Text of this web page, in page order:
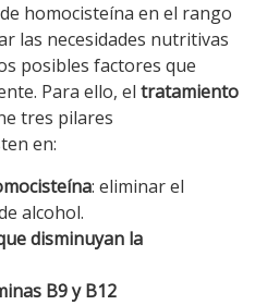
homocisteína en el rango
las necesidades nutritivas
posibles factores que
Para ello, el tratamiento
tres pilares
en:
: eliminar el
alcohol.
disminuyan la
B9 y B12